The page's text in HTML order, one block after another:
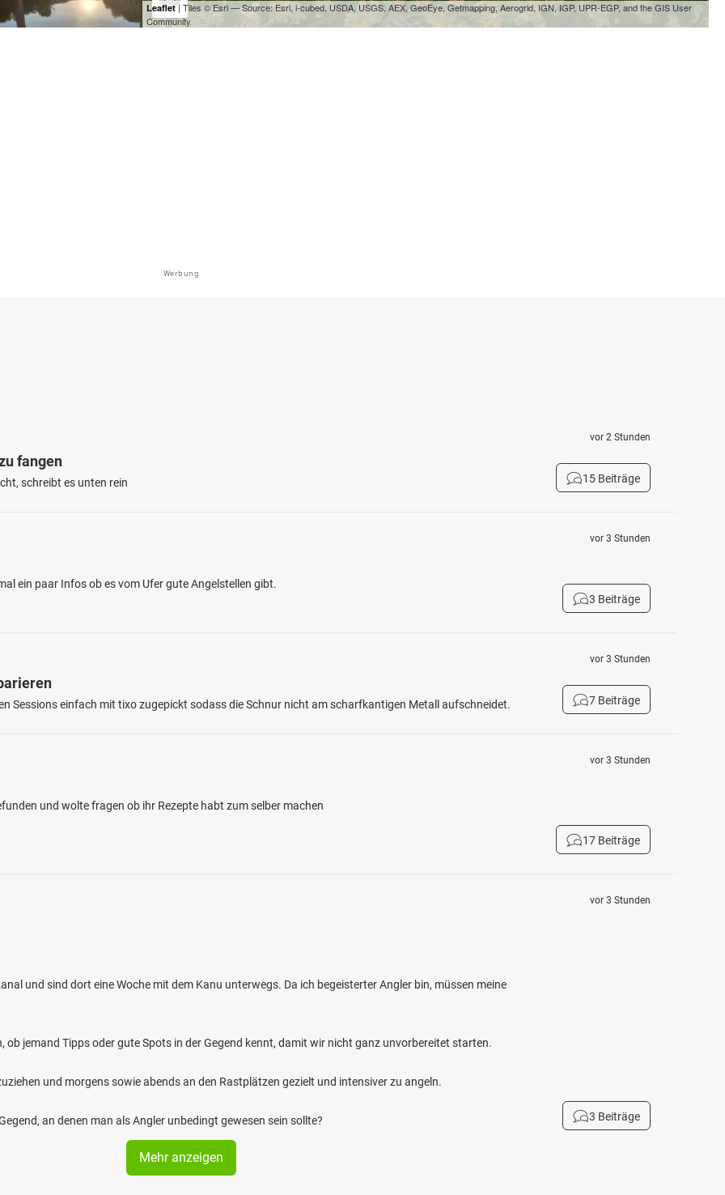
56179 Niederwerth
(Miehlen)
Karpfen, Brachse, Regenbogenforelle,
Leaflet| Tiles © Esri — Source: Esri, i-cubed, USDA, USGS, AEX, GeoEye, Getmapping, Aerogrid, IGN, IGP, UPR-EGP, and the GIS User
Community
Werbung
fangen
schreibt es unten rein
vor 2 Stunden
15 Beiträge
ein paar Infos ob es vom Ufer gute Angelstellen gibt.
vor 3 Stunden
3 Beiträge
Sessions einfach mit tixo zugepickt sodass die Schnur nicht am scharfkantigen Metall aufschneidet.
vor 3 Stunden
7 Beiträge
und wolte fragen ob ihr Rezepte habt zum selber machen
vor 3 Stunden
17 Beiträge
und sind dort eine Woche mit dem Kanu unterwegs. Da ich begeisterter Angler bin, müssen meine
ob jemand Tipps oder gute Spots in der Gegend kennt, damit wir nicht ganz unvorbereitet starten.
und morgens sowie abends an den Rastplätzen gezielt und intensiver zu angeln.
an denen man als Angler unbedingt gewesen sein sollte?
vor 3 Stunden
3 Beiträge
Mehr anzeigen